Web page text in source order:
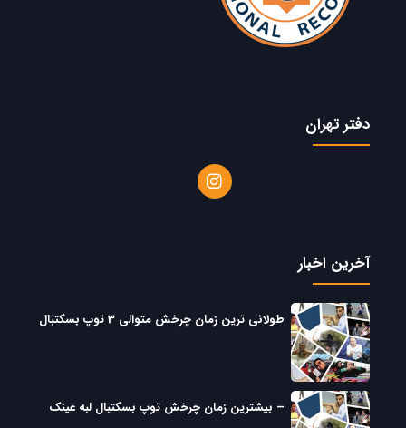
دفتر تهران
آخرین اخبار
طولانی ترین زمان چرخش متوالی 3 توپ بسکتبال
– بیشترین زمان چرخش توپ بسکتبال لبه عینک